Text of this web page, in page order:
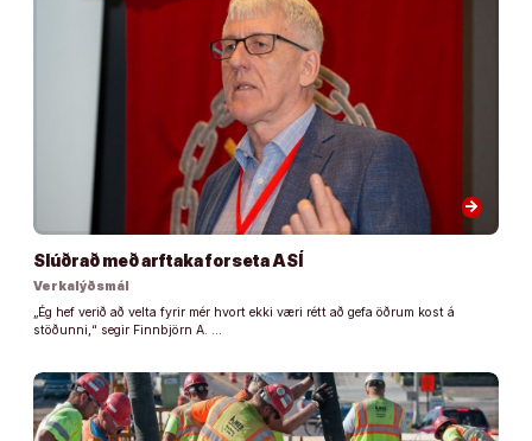
arrow_forward
Slúðrað með arftaka forseta ASÍ
Verkalýðsmál
„Ég hef verið að velta fyrir mér hvort ekki væri rétt að gefa öðrum kost á
stöðunni,“ segir Finnbjörn A. …